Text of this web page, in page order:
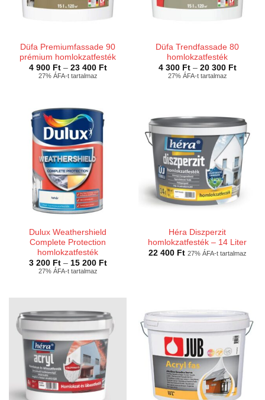
Düfa Premiumfassade 90
prémium homlokzatfesték
4 900 Ft – 23 400 FtÁrtartomány:
27% ÁFA-t tartalmaz
Düfa Trendfassade 80
homlokzatfesték
4 300 Ft – 20 300 Ft
27% ÁFA-t tartalmaz
Dulux Weathershield
Complete Protection
homlokzatfesték
3 200 Ft – 15 200 FtÁrtartomány:
27% ÁFA-t tartalmaz
Héra Diszperzit
homlokzatfesték – 14 Liter
22 400 Ft 27% ÁFA-t tartalmaz